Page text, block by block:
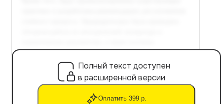
Полный текст доступен
в расширенной версии
Оплатить 399 р.